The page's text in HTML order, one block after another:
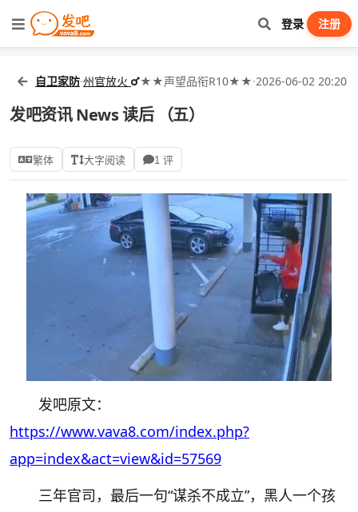
登录 注册
自卫家防·州官放火 ★★声望品衔R10★★·2026-06-02 20:20
发吧资讯 News 读后 （五）
繁体 大字阅读 1 评
发吧原文：
https://www.vava8.com/index.php?
app=index&act=view&id=57569
三年官司，最后一句“谋杀不成立”，黑人一个孩